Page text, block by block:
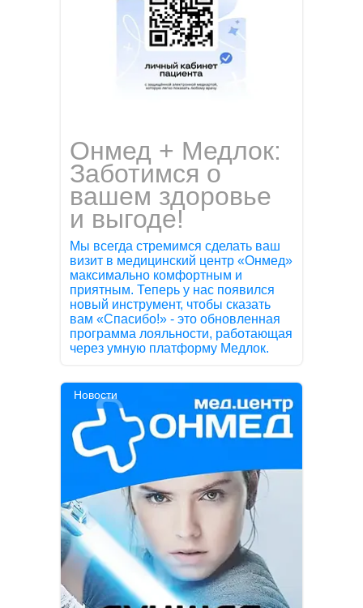
Онмед + Медлок:
Заботимся о
вашем здоровье
и выгоде!
Мы всегда стремимся сделать ваш
визит в медицинский центр «Онмед»
максимально комфортным и
приятным. Теперь у нас появился
новый инструмент, чтобы сказать
вам «Спасибо!» - это обновленная
программа лояльности, работающая
через умную платформу Медлок.
Новости